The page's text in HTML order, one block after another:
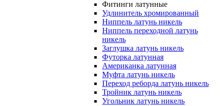
Фитинги латунные
Удлинитель хромированный
Ниппель латунь никель
Ниппель переходной латунь
никель
Заглушка латунь никель
Футорка латунная
Американка латунная
Муфта латунь никель
Переход реборда латунь никель
Тройник латунь никель
Угольник латунь никель